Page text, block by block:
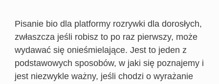
Pisanie bio dla platformy rozrywki dla dorosłych,
zwłaszcza jeśli robisz to po raz pierwszy, może
wydawać się onieśmielające. Jest to jeden z
podstawowych sposobów, w jaki się poznajemy i
jest niezwykle ważny, jeśli chodzi o wyrażanie